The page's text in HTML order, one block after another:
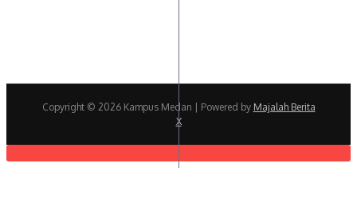
Copyright © 2026 Kampus Medan | Powered by Majalah Berita
X